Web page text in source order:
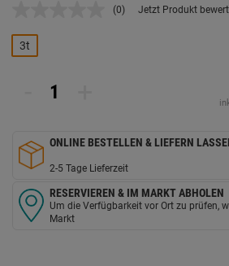
Kein
(0) Jetzt Produkt
3t
ONLINE BESTELLEN & LIEFERN
2-5 Tage Lieferzeit
RESERVIEREN & IM MARKT ABHOLEN
Um die Verfügbarkeit vor Ort zu prüfen,
Markt